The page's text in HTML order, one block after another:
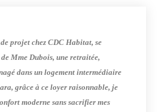
projet chez CDC Habitat, se
Mme Dubois, une retraitée,
dans un logement intermédiaire
grâce à ce loyer raisonnable, je
moderne sans sacrifier mes